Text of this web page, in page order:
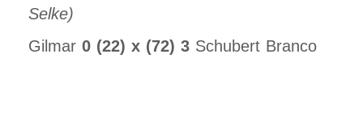
Selke)
Gilmar 0 (22) x (72) 3 Schubert Branco